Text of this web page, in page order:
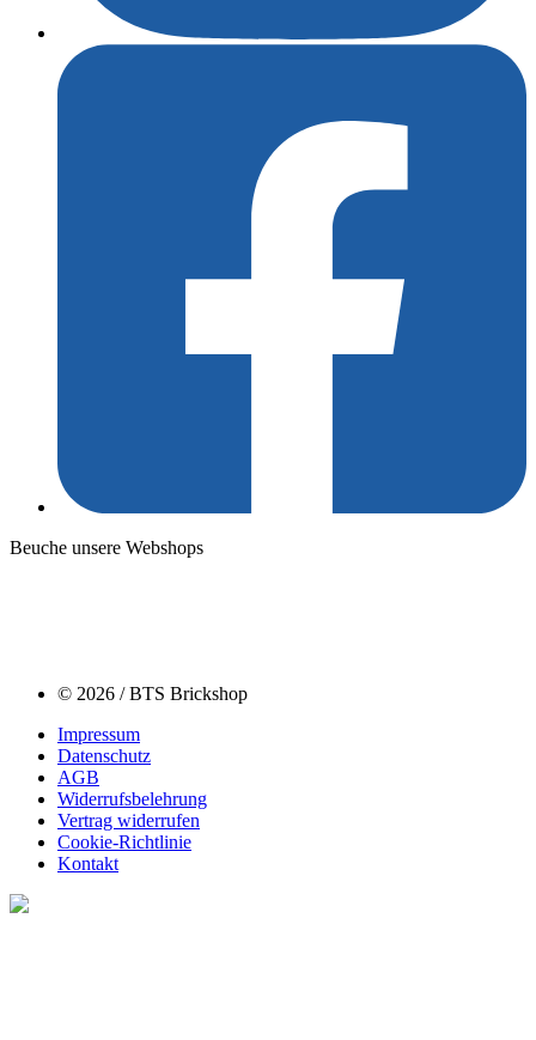
Beuche unsere Webshops
© 2026 / BTS Brickshop
Impressum
Datenschutz
AGB
Widerrufsbelehrung
Vertrag widerrufen
Cookie-Richtlinie
Kontakt